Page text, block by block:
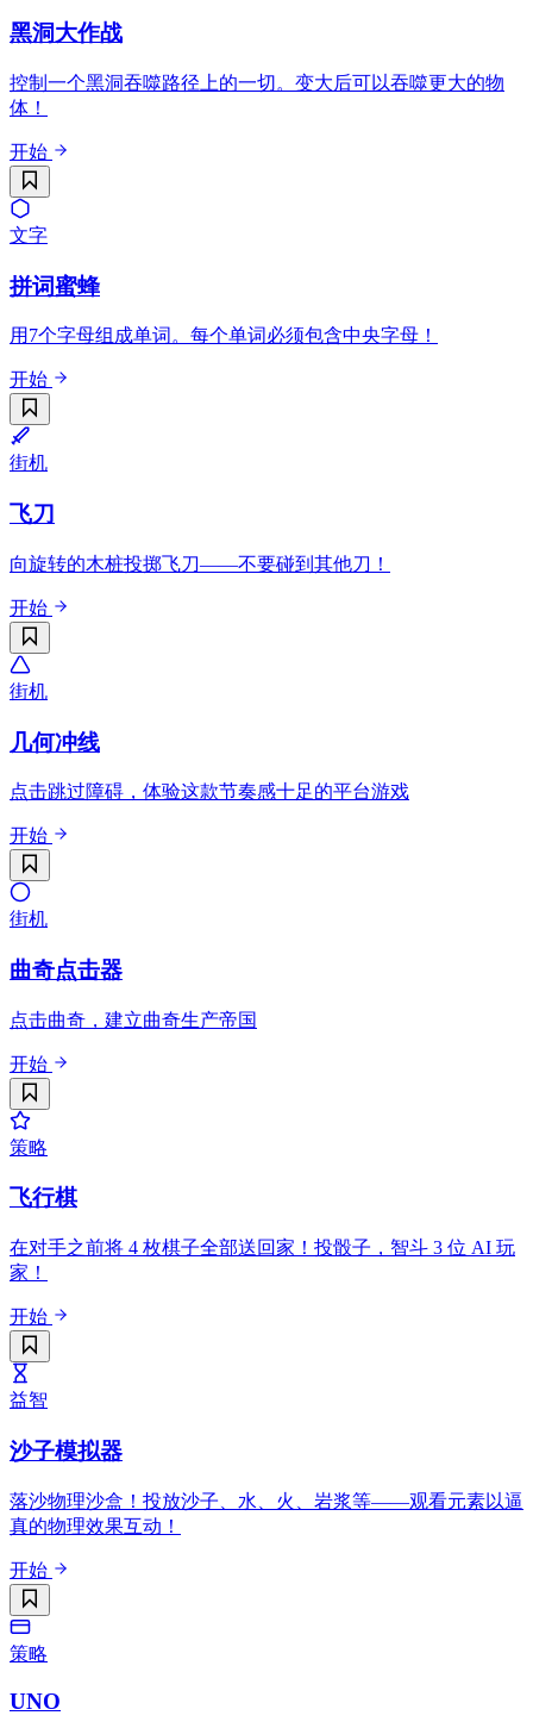
黑洞大作战
控制一个黑洞吞噬路径上的一切。变大后可以吞噬更大的物
体！
开始
文字
拼词蜜蜂
用7个字母组成单词。每个单词必须包含中央字母！
开始
街机
飞刀
向旋转的木桩投掷飞刀——不要碰到其他刀！
开始
街机
几何冲线
点击跳过障碍，体验这款节奏感十足的平台游戏
开始
街机
曲奇点击器
点击曲奇，建立曲奇生产帝国
开始
策略
飞行棋
在对手之前将 4 枚棋子全部送回家！投骰子，智斗 3 位 AI 玩
家！
开始
益智
沙子模拟器
落沙物理沙盒！投放沙子、水、火、岩浆等——观看元素以逼
真的物理效果互动！
开始
策略
UNO